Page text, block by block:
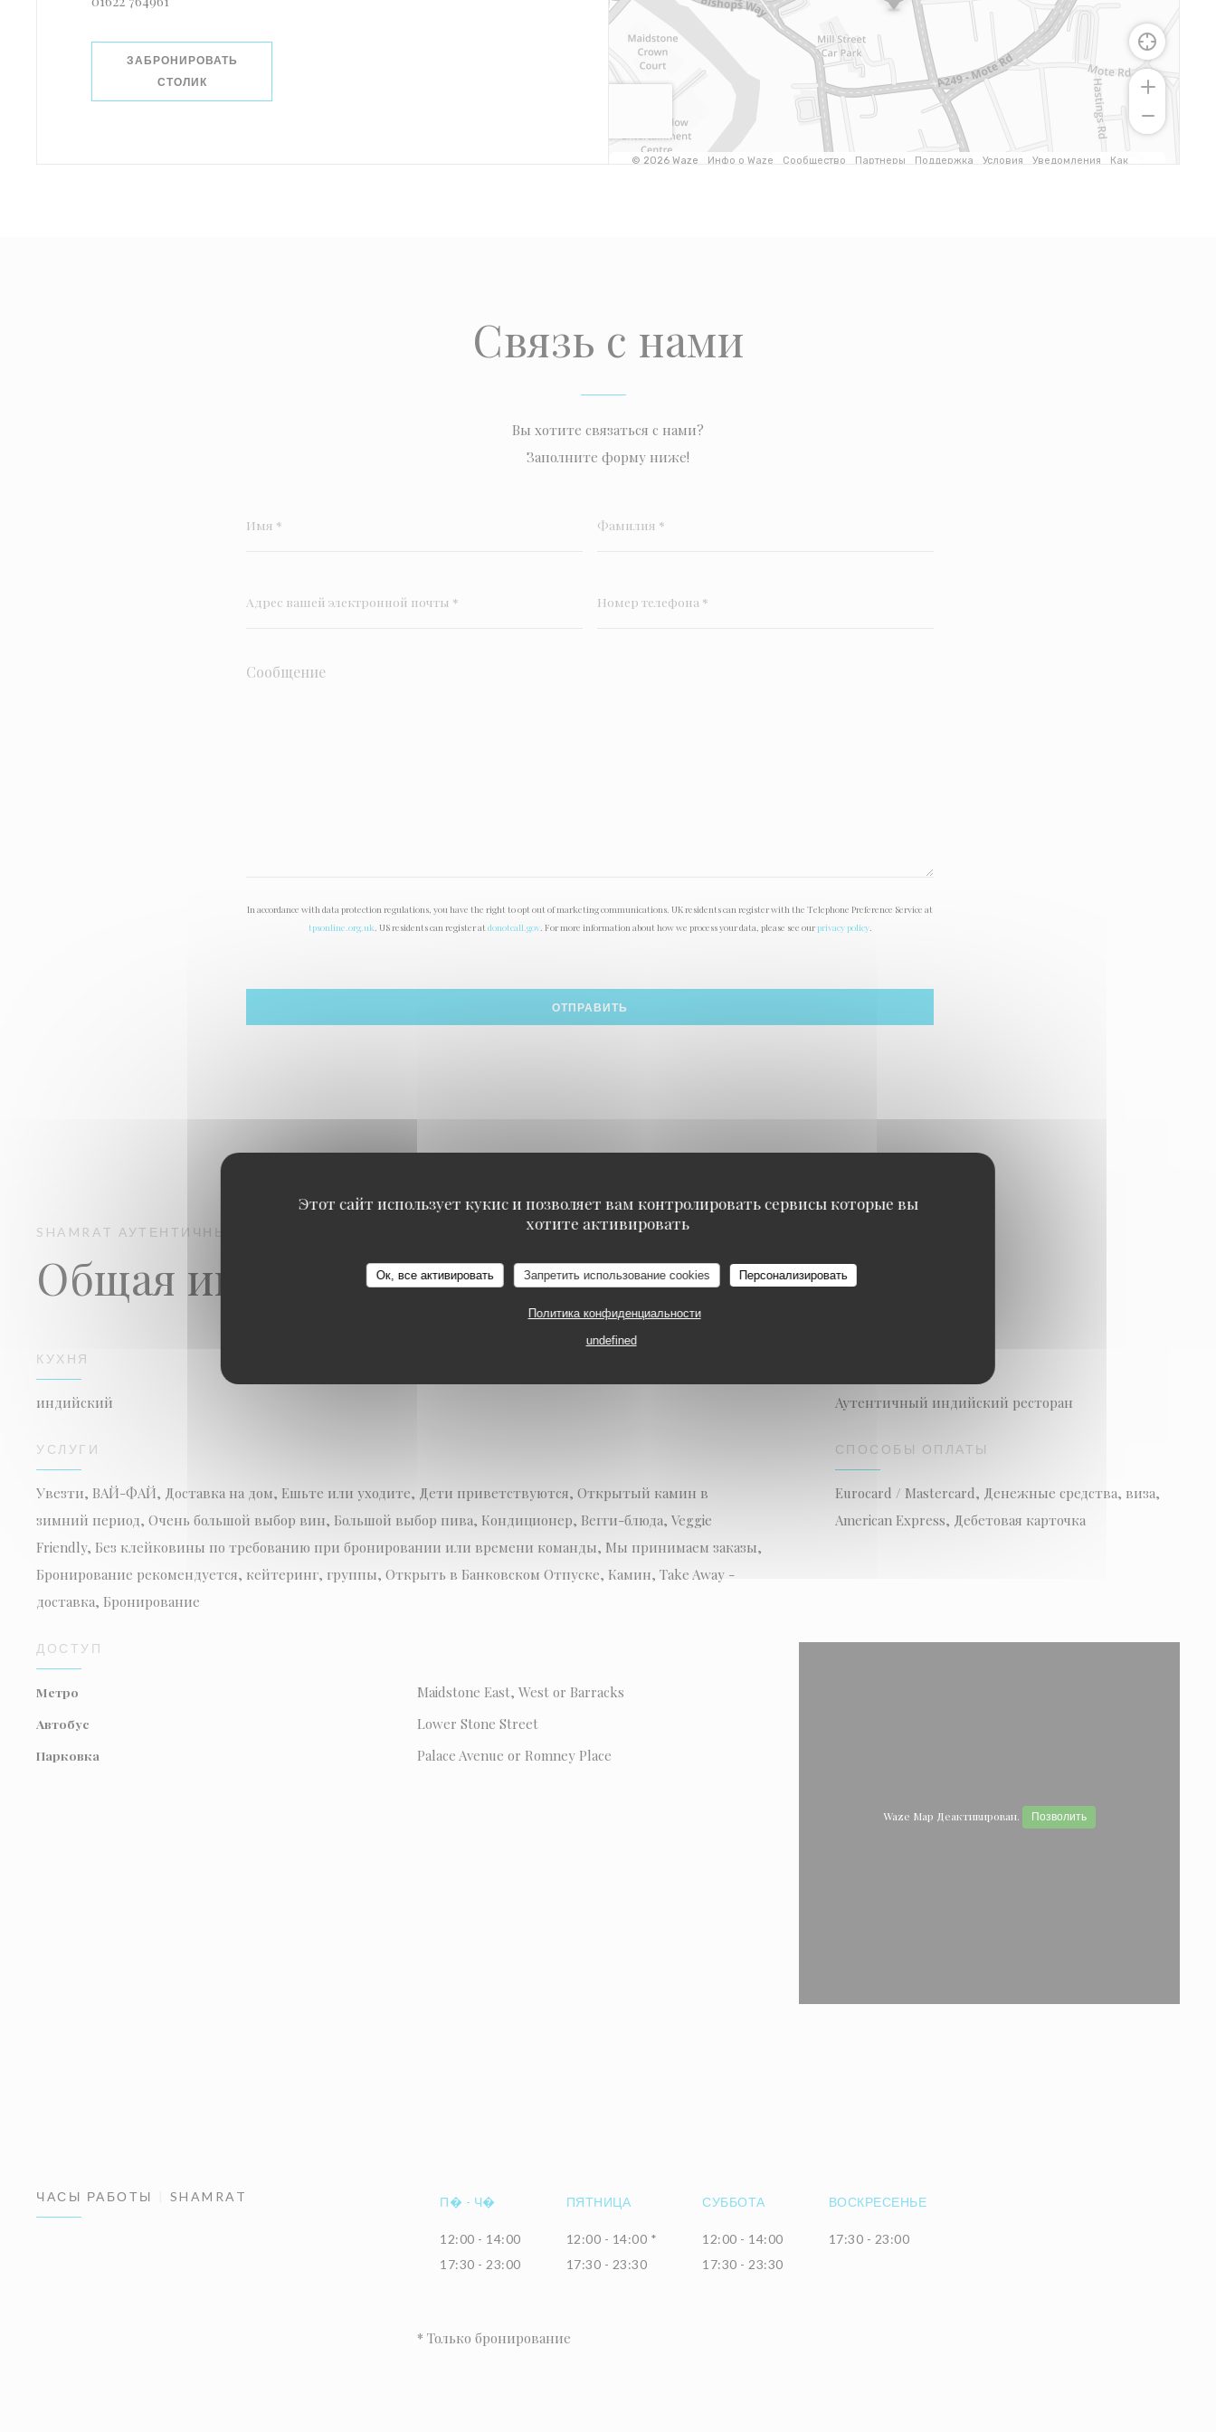
Этот сайт использует кукис и позволяет вам контролировать сервисы которые вы
хотите активировать
Ок, все активировать Запретить использование cookies Персонализировать
Политика конфиденциальности
undefined
ЗАБРОНИРОВАТЬ
СТОЛИК
Связь с нами
Вы хотите связаться с нами?
Заполните форму ниже!
In accordance with data protection regulations, you have the right to opt out of marketing communications. UK residents can register with the Telephone Preference Service at
tpsonline.org.uk. US residents can register at donotcall.gov. For more information about how we process your data, please see ourprivacy policy.
SHAMRAT АУТЕНТИЧНЫЙ ИНДИЙСКИЙ РЕСТОРАН MAIDSTONE KENT
Общая информация
КУХНЯ
индийский Аутентичный индийский ресторан
УСЛУГИ
Увезти, ВАЙ-ФАЙ, Доставка на дом, Ешьте или уходите, Дети приветствуются, Открытый камин в
зимний период, Очень большой выбор вин, Большой выбор пива, Кондиционер, Вегги-блюда, Veggie
Friendly, Без клейковины по требованию при бронировании или времени команды, Мы принимаем заказы,
Бронирование рекомендуется, кейтеринг, группы, Открыть в Банковском Отпуске, Камин, Take Away -
доставка, Бронирование
СПОСОБЫ ОПЛАТЫ
Eurocard / Mastercard, Денежные средства, виза,
American Express, Дебетовая карточка
ДОСТУП
Метро Maidstone East, West or Barracks
Автобус Lower Stone Street
Парковка Palace Avenue or Romney Place
Waze Map Деактивирован. Позволить
ЧАСЫ РАБОТЫ SHAMRAT П� - Ч�
12:00 - 14:00
17:30 - 23:00
ПЯТНИЦА
12:00 - 14:00 *
17:30 - 23:30
СУББОТА
12:00 - 14:00
17:30 - 23:30
ВОСКРЕСЕНЬЕ
17:30 - 23:00
* Только бронирование